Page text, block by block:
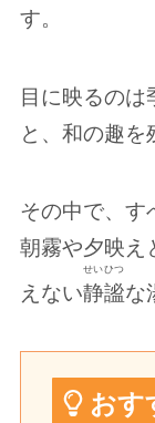
す。
目に映るのは
と、和の趣を
その中で、す
朝霧や夕映え
えない静謐
せいひつ
な
おす